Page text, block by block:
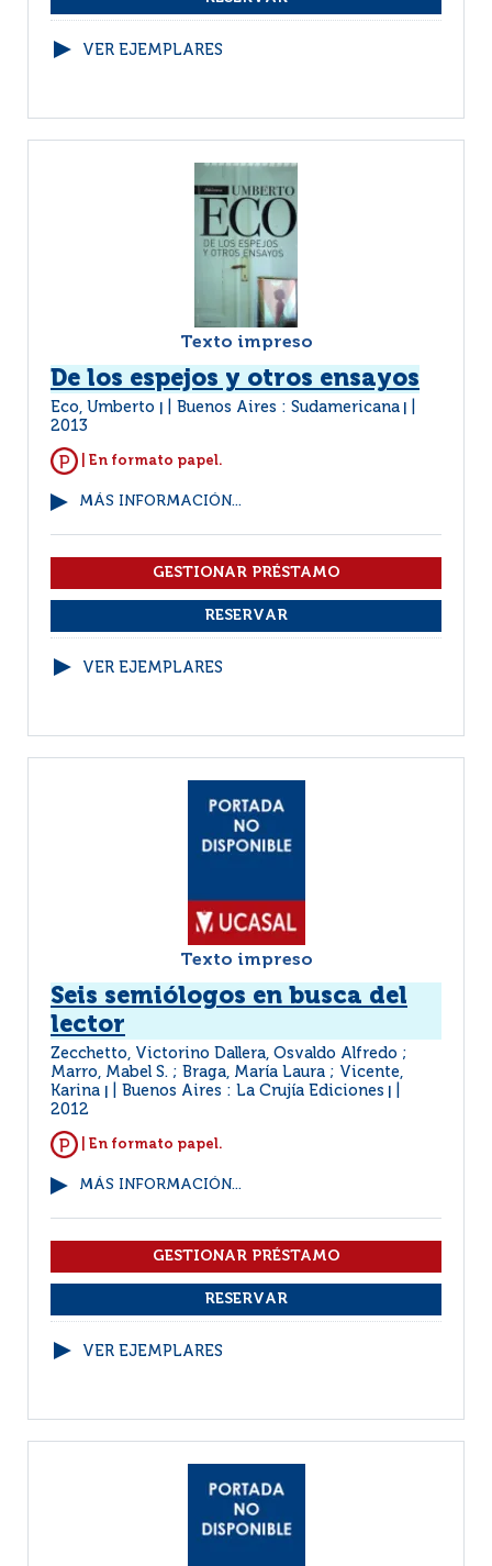
VER EJEMPLARES
Texto impreso
De los espejos y otros ensayos
Eco, Umberto Buenos Aires : Sudamericana
2013
| En formato papel.
MÁS INFORMACIÓN...
VER EJEMPLARES
Texto impreso
Seis semiólogos en busca del
lector
Zecchetto, Victorino Dallera, Osvaldo Alfredo ;
Marro, Mabel S. ; Braga, María Laura ; Vicente,
Karina
Buenos Aires : La Crujía Ediciones
2012
| En formato papel.
MÁS INFORMACIÓN...
VER EJEMPLARES